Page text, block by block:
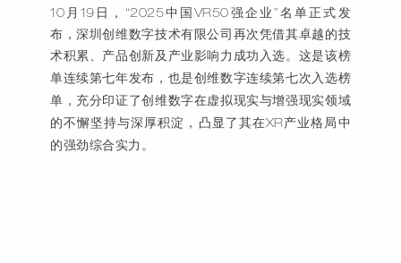
10月19日，“2025中国VR50强企业”名单正式发
布，深圳创维数字技术有限公司再次凭借其卓越的技
术积累、产品创新及产业影响力成功入选。这是该榜
单连续第七年发布，也是创维数字连续第七次入选榜
单， 充分印证了创维数字在虚拟现实与增强现实领域
的不懈坚持与深厚积淀，凸显了其在XR产业格局中
的强劲综合实力。